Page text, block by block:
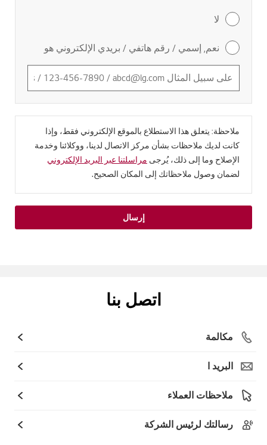
لا
نعم, إسمي / رقم هاتفي / بريدي الإلكتروني هو
ملاحظة: يتعلق هذا الاستطلاع بالموقع الإلكتروني فقط، وإذا
كانت لديك ملاحظات بشأن مركز الاتصال لدينا، ووكلائنا وخدمة
الإصلاح وما إلى ذلك، يُرجى مراسلتنا عبر البريد الإلكتروني
لضمان وصول ملاحظاتك إلى المكان الصحيح.
إرسال
اتصل بنا
مكالمة
البريد ا
ملاحظات العملاء
رسالتك لرئيس الشركة